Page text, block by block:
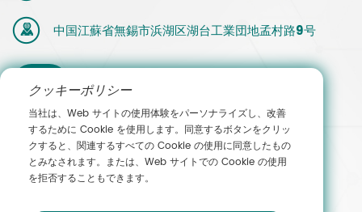
中国江蘇省無錫市浜湖区湖台工業団地孟村路9号
営業担当
者へのお
問い合わ
クッキーポリシー
当社は、Web サイトの使用体験をパーソナライズし、改善
するために Cookie を使用します。同意するボタンをクリッ
クすると、関連するすべての Cookie の使用に同意したもの
とみなされます。または、Web サイトでの Cookie の使用
を拒否することもできます。